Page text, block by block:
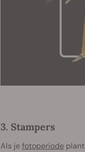
3. Stampers
Als jefotoperiode